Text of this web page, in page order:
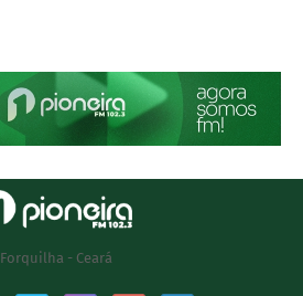
Forquilha - Ceará